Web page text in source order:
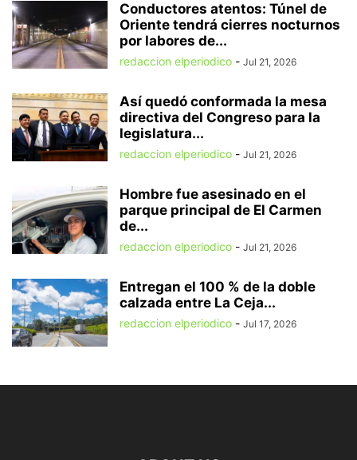
Conductores atentos: Túnel de
Oriente tendrá cierres nocturnos
por labores de...
redaccion elperiodico - Jul 21, 2026
Así quedó conformada la mesa
directiva del Congreso para la
legislatura...
redaccion elperiodico - Jul 21, 2026
Hombre fue asesinado en el
parque principal de El Carmen
de...
redaccion elperiodico - Jul 21, 2026
Entregan el 100 % de la doble
calzada entre La Ceja...
redaccion elperiodico - Jul 17, 2026